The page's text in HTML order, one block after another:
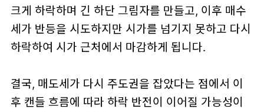
크게 하락하며 긴 하단 그림자를 만들고, 이후 매수
세가 반등을 시도하지만 시가를 넘기지 못하고 다시
하락하여 시가 근처에서 마감하게 됩니다.
결국, 매도세가 다시 주도권을 잡았다는 점에서 이
후 캔들 흐름에 따라 하락 반전이 이어질 가능성이